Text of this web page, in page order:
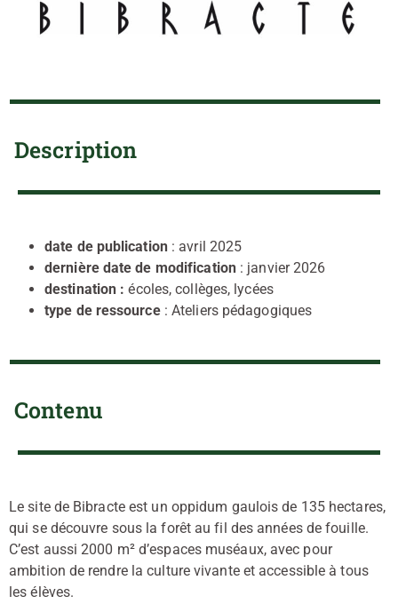
Description
date de publication: avril 2025
dernière date de modification: janvier 2026
destination :écoles, collèges, lycées
type de ressource: Ateliers pédagogiques
Contenu
Le site de Bibracte est un oppidum gaulois de 135 hectares,
qui se découvre sous la forêt au fil des années de fouille.
C’est aussi 2000 m² d’espaces muséaux, avec pour
ambition de rendre la culture vivante et accessible à tous
les élèves.